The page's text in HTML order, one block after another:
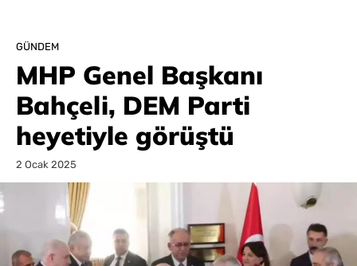
GÜNDEM
MHP Genel Başkanı
Bahçeli, DEM Parti
heyetiyle görüştü
2 Ocak 2025